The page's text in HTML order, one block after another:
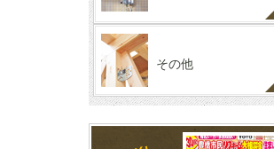
その他